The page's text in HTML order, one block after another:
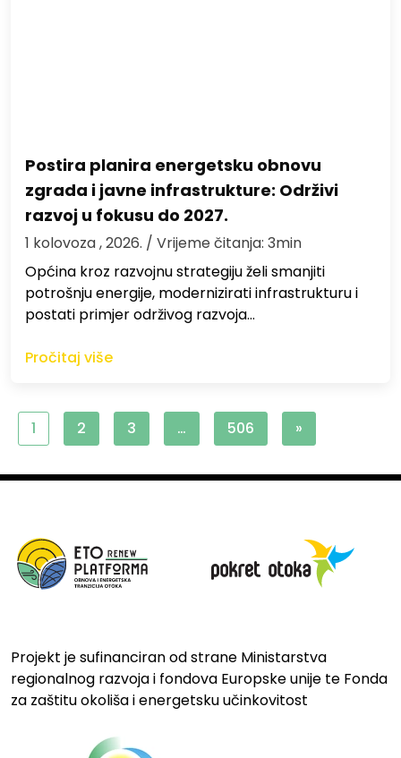
Postira planira energetsku obnovu
zgrada i javne infrastrukture: Održivi
razvoj u fokusu do 2027.
1 kolovoza , 2026. / Vrijeme čitanja: 3min
Općina kroz razvojnu strategiju želi smanjiti
potrošnju energije, modernizirati infrastrukturu i
postati primjer održivog razvoja…
Pročitaj više
1 2 3 … 506 »
Projekt je sufinanciran od strane Ministarstva
regionalnog razvoja i fondova Europske unije te Fonda
za zaštitu okoliša i energetsku učinkovitost